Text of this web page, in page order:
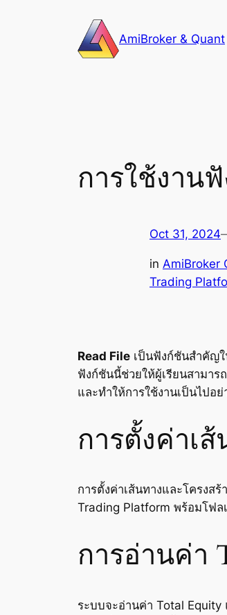
AmiBroker & Quant
การใช้งาน
Oct 31, 2024
in AmiBroker
Trading
Read File เป็นฟังก์ชันสำคัญ
ฟังก์ชันนี้ช่วยให้ผู้เรียนสามาร
และทำให้การใช้งานเป็นไปอ
การตั้งค่าเ
การตั้งค่าเส้นทางและโครงส
Trading Platform พร้อมโฟล
การอ่านค่า
ระบบจะอ่านค่า Total